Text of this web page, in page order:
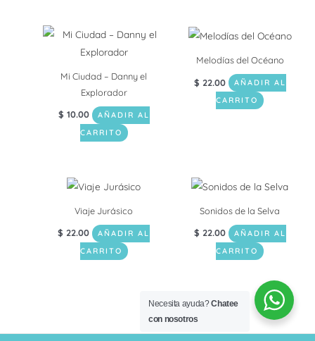
Mi Ciudad – Danny el
Explorador
$ 10.00
AÑADIR AL
CARRITO
Melodías del Océano
$ 22.00
AÑADIR AL
CARRITO
Viaje Jurásico
$ 22.00
AÑADIR AL
CARRITO
Sonidos de la Selva
$ 22.00
AÑADIR AL
CARRITO
Necesita ayuda?Chatee
con nosotros